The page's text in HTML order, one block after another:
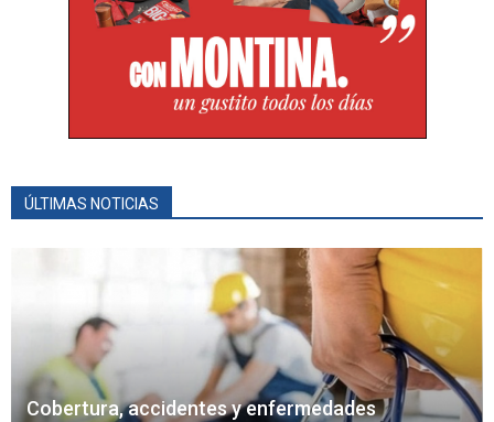
ÚLTIMAS NOTICIAS
Cobertura, accidentes y enfermedades